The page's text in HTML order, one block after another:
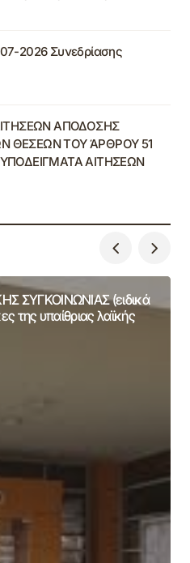
2026 Συνεδρίασης
ΑΠΟΔΟΣΗΣ
ΘΕΣΕΩΝ ΤΟΥ ΆΡΘΡΟΥ 51
ΑΙΤΗΣΕΩΝ
ΣΥΓΚΟΙΝΩΝΙΑΣ (ειδικά
της υπαίθριας λαϊκής